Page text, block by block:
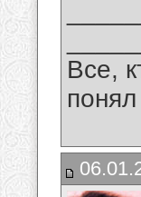
Все,